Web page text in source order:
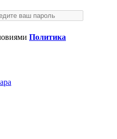
Политика